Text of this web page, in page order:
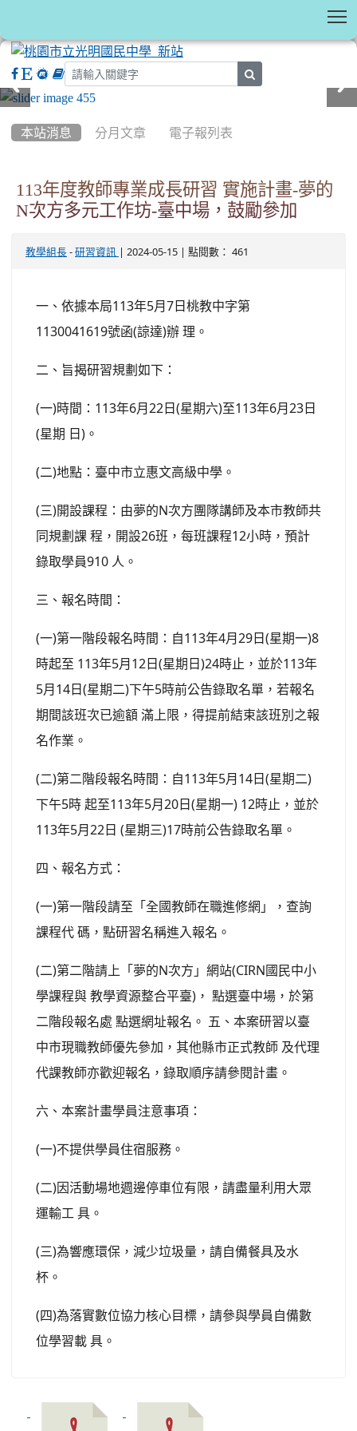
本站消息 分月文章 電子報列表
113年度教師專業成長研習 實施計畫-夢的
N次方多元工作坊-臺中場，鼓勵參加
教學組長 - 研習資訊 | 2024-05-15 | 點閱數： 461
一、依據本局113年5月7日桃教中字第
1130041619號函(諒達)辦 理。
二、旨揭研習規劃如下：
(一)時間：113年6月22日(星期六)至113年6月23日
(星期 日)。
(二)地點：臺中市立惠文高級中學。
(三)開設課程：由夢的N次方團隊講師及本市教師共
同規劃課 程，開設26班，每班課程12小時，預計
錄取學員910 人。
三、報名時間：
(一)第一階段報名時間：自113年4月29日(星期一)8
時起至 113年5月12日(星期日)24時止，並於113年
5月14日(星期二)下午5時前公告錄取名單，若報名
期間該班次已逾額 滿上限，得提前結束該班別之報
名作業。
(二)第二階段報名時間：自113年5月14日(星期二)
下午5時 起至113年5月20日(星期一) 12時止，並於
113年5月22日 (星期三)17時前公告錄取名單。
四、報名方式：
(一)第一階段請至「全國教師在職進修網」，查詢
課程代 碼，點研習名稱進入報名。
(二)第二階請上「夢的N次方」網站(CIRN國民中小
學課程與 教學資源整合平臺)， 點選臺中場，於第
二階段報名處 點選網址報名。 五、本案研習以臺
中市現職教師優先參加，其他縣市正式教師 及代理
代課教師亦歡迎報名，錄取順序請參閱計畫。
六、本案計畫學員注意事項：
(一)不提供學員住宿服務。
(二)因活動場地週邊停車位有限，請盡量利用大眾
運輸工 具。
(三)為響應環保，減少垃圾量，請自備餐具及水
杯。
(四)為落實數位協力核心目標，請參與學員自備數
位學習載 具。